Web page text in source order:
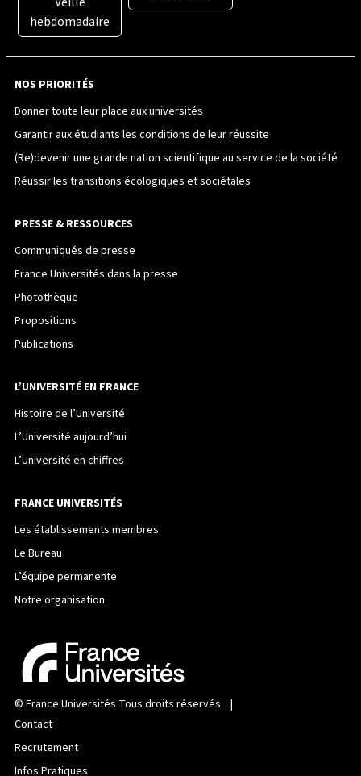
hebdomadaire
NOS PRIORITÉS
Donner toute leur place aux universités
Garantir aux étudiants les conditions de leur réussite
(Re)devenir une grande nation scientifique au service de la société
Réussir les transitions écologiques et sociétales
PRESSE & RESSOURCES
Communiqués de presse
France Universités dans la presse
Photothèque
Propositions
Publications
L’UNIVERSITÉ EN FRANCE
Histoire de l’Université
L’Université aujourd’hui
L’Université en chiffres
FRANCE UNIVERSITÉS
Les établissements membres
Le Bureau
L’équipe permanente
Notre organisation
© France Universités Tous droits réservés |
Contact
Recrutement
Infos Pratiques